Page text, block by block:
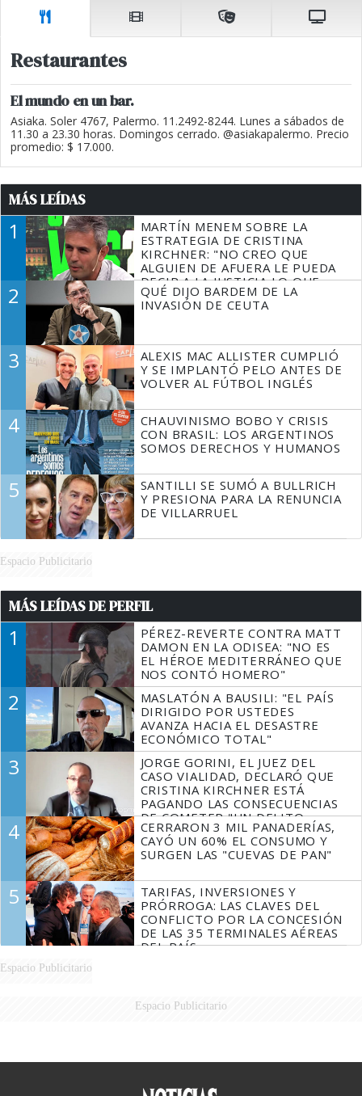
Restaurantes
El mundo en un bar.
Asiaka. Soler 4767, Palermo. 11.2492-8244. Lunes a sábados de
11.30 a 23.30 horas. Domingos cerrado. @asiakapalermo. Precio
promedio: $ 17.000.
MÁS LEÍDAS
1
MARTÍN MENEM SOBRE LA
ESTRATEGIA DE CRISTINA
KIRCHNER: "NO CREO QUE
ALGUIEN DE AFUERA LE PUEDA
DECIR A LA JUSTICIA LO QUE
TIENE QUE HACER"
2
QUÉ DIJO BARDEM DE LA
INVASIÓN DE CEUTA
3
ALEXIS MAC ALLISTER CUMPLIÓ
Y SE IMPLANTÓ PELO ANTES DE
VOLVER AL FÚTBOL INGLÉS
4
CHAUVINISMO BOBO Y CRISIS
CON BRASIL: LOS ARGENTINOS
SOMOS DERECHOS Y HUMANOS
5
SANTILLI SE SUMÓ A BULLRICH
Y PRESIONA PARA LA RENUNCIA
DE VILLARRUEL
Espacio Publicitario
MÁS LEÍDAS DE PERFIL
1
PÉREZ-REVERTE CONTRA MATT
DAMON EN LA ODISEA: "NO ES
EL HÉROE MEDITERRÁNEO QUE
NOS CONTÓ HOMERO"
2
MASLATÓN A BAUSILI: "EL PAÍS
DIRIGIDO POR USTEDES
AVANZA HACIA EL DESASTRE
ECONÓMICO TOTAL"
3
JORGE GORINI, EL JUEZ DEL
CASO VIALIDAD, DECLARÓ QUE
CRISTINA KIRCHNER ESTÁ
PAGANDO LAS CONSECUENCIAS
DE COMETER "UN DELITO
COMPROBADO"
4
CERRARON 3 MIL PANADERÍAS,
CAYÓ UN 60% EL CONSUMO Y
SURGEN LAS "CUEVAS DE PAN"
5
TARIFAS, INVERSIONES Y
PRÓRROGA: LAS CLAVES DEL
CONFLICTO POR LA CONCESIÓN
DE LAS 35 TERMINALES AÉREAS
DEL PAÍS
Espacio Publicitario
Espacio Publicitario